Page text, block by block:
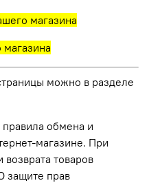
магазина
можно в разделе
правила обмена и
магазине. При
товаров
защите прав